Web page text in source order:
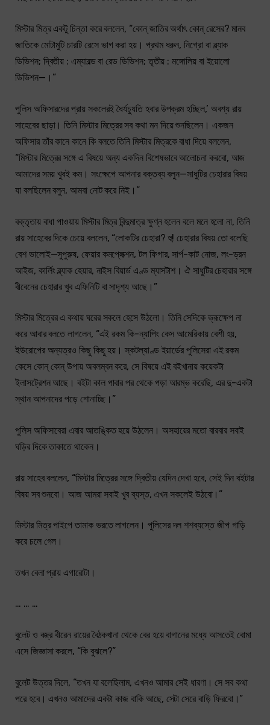
মিস্টার মিত্র একটু চিন্তা করে বললেন, “কোন্ জাতির অর্থাৎ কোন্ রেসের? মানব
জাতিকে মোটামুটি চারটি রেসে ভাগ করা হয়। প্রথম ধরুন, নিগ্রো বা ব্ল্যাক
ডিভিশন; দ্বিতীয় : এম্যারল্ড বা রেড ডিভিশন; তৃতীয় : মঙ্গোলিয় বা ইয়োলো
ডিভিশন—।”
পুলিস অফিসারদের প্রায় সকলেরই ধৈর্যচ্যুতি হবার উপক্রম হচ্ছিল,’ অবশ্য রায়
সাহেবের ছাড়া। তিনি মিস্টার মিত্রের সব কথা মন দিয়ে শুনছিলেন। একজন
অফিসার তাঁর কানে কানে কি বলতে তিনি মিস্টার মিত্রকে বাধা দিয়ে বললেন,
“মিস্টার মিত্রের সঙ্গে এ বিষয়ে অন্য একদিন বিশেষভাবে আলোচনা করবো, আজ
আমাদের সময় খুবই কম। সংক্ষেপে আপনার বক্তব্য বলুন—সাধুটির চেহারার বিষয়
যা বলছিলেন বলুন, আমবা নোট করে নিই।”
বক্তৃতায় বাধা পাওয়ায় মিস্টার মিত্র বিন্দুমাত্র ক্ষুণ্ন হলেন বলে মনে হলো না, তিনি
রায় সাহেবের দিকে চেয়ে বললেন, “লোকটির চেহারা? হু! চেহারার বিষয় তো বলেছি
বেশ ভালোই—সুপুরুষ, ফেয়ার কমপ্লেক্শন, টল ফিগার, সার্প-কাট নোজ, লং-ড্রন
আইজ, কার্লিং ব্ল্যাক হেয়ার, নাইস বিয়ার্ড এণ্ড ম্যাসটাশ। ঐ সাধুটির চেহারার সঙ্গে
বীবেনের চেহারার খুব এফিনিটি বা সাদৃশ্য আছে।”
মিস্টার মিত্রের এ কথায় ঘরের সকলে হেসে উঠলো। তিনি সেদিকে ভ্রূক্ষেপ না
করে আবার বলতে লাগলেন, “এই রকম কি-ন্যাপিং কেস আমেরিকায় বেশী হয়,
ইউরোপের অন্যত্রও কিছু কিছু হয়। স্কটল্যাণ্ড ইয়ার্ডের পুলিসেরা এই রকম
কেসে কোন্ কোন্ উপায় অবলম্বন করে, সে বিষয়ে এই বইখানায় কয়েকটা
ইলাসট্রেশন আছে। বইটা কাল পাবার পর থেকে পড়া আরম্ভ করেছি, এর দু-একটা
স্থান আপনাদের পড়ে শোনাচ্ছি।”
পুলিস অফিসাবেরা এবার আতঙ্কিত হয়ে উঠলেন। অসহায়ের মতো বারবার সবাই
ঘড়ির দিকে তাকাতে থাকেন।
রায় সাহেব বললেন, “মিস্টার মিত্রের সঙ্গে দ্বিতীয় যেদিন দেখা হবে, সেই দিন বইটার
বিষয় সব শুনবো। আজ আমরা সবাই খুব ব্যস্ত, এখন সকলেই উঠবো।”
মিস্টার মিত্র পাইপে তামাক ভরতে লাগলেন। পুলিসের দল শশব্যস্তে জীপ গাড়ি
করে চলে গেল।
তখন বেলা প্রায় এগারোটা।
… … …
বুলেট ও বজ্র বীরেন রায়ের বৈঠকখানা থেকে বের হয়ে বাগানের মধ্যে আসতেই বোমা
এসে জিজ্ঞাসা করলে, “কি বুঝলে?”
বুলেট উত্তর দিলে, “তখন যা বলেছিলাম, এখনও আমার সেই ধারণা। সে সব কথা
পরে হবে। এখনও আমাদের একটা কাজ বাকি আছে, সেটা সেরে বাড়ি ফিরবো।”